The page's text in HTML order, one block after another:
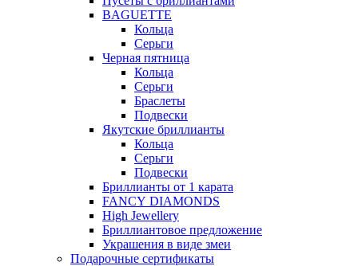
BAGUETTE
Кольца
Серьги
Черная пятница
Кольца
Серьги
Браслеты
Подвески
Якутские бриллианты
Кольца
Серьги
Подвески
Бриллианты от 1 карата
FANCY DIAMONDS
High Jewellery
Бриллиантовое предложение
Украшения в виде змеи
Подарочные сертификаты